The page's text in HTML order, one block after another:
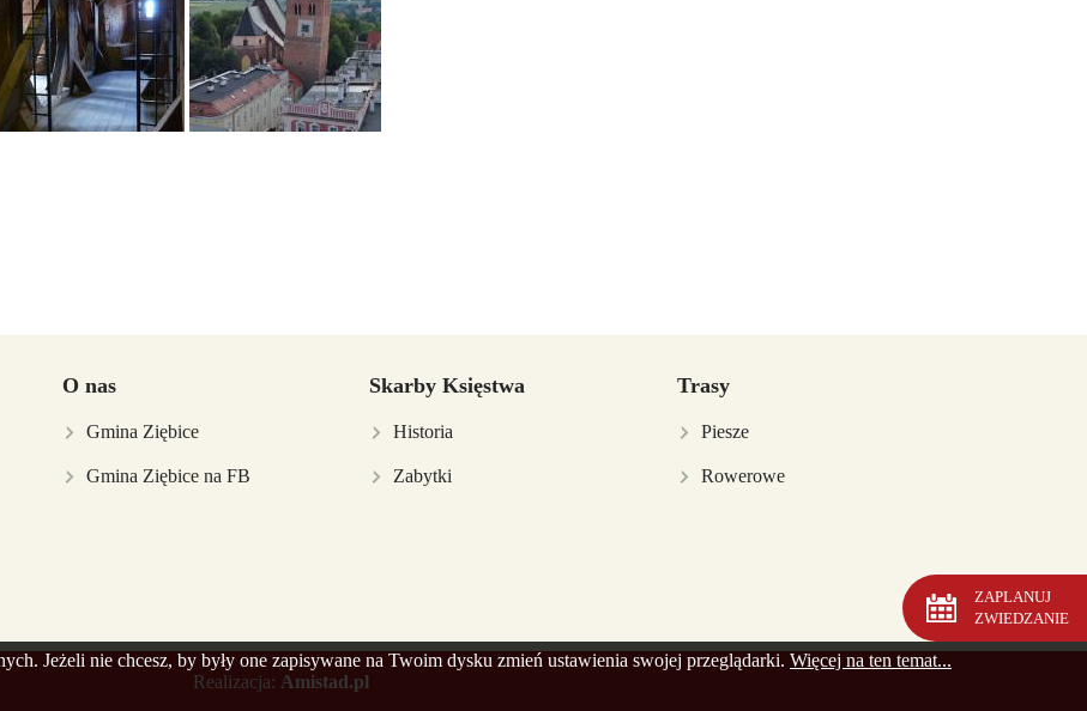
O nas
Gmina Ziębice
Gmina Ziębice na FB
Skarby Księstwa
Historia
Zabytki
Trasy
Piesze
Rowerowe
Realizacja: Amistad.pl
Jeżeli nie chcesz, by były one zapisywane na Twoim dysku zmień ustawienia swojej przeglądarki. Więcej na ten temat...
ZAPLANUJ
ZWIEDZANIE